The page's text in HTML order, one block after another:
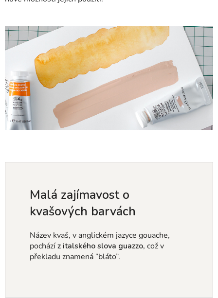
Malá zajímavost o
kvašových barvách
Název kvaš, v anglickém jazyce gouache,
pocházíz italského slova guazzo, což v
překladu znamená “bláto”.